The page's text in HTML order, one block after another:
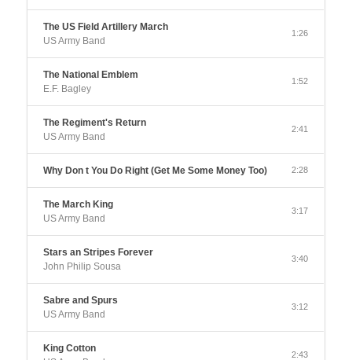
The US Field Artillery March
US Army Band
1:26
The National Emblem
E.F. Bagley
1:52
The Regiment's Return
US Army Band
2:41
Why Don t You Do Right (Get Me Some Money Too) 2:28
The March King
US Army Band
3:17
Stars an Stripes Forever
John Philip Sousa
3:40
Sabre and Spurs
US Army Band
3:12
King Cotton
2:43